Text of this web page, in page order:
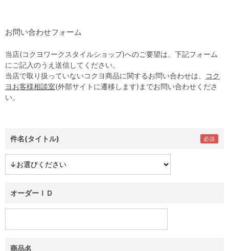
お問い合わせフォーム
当店(コクヨワークスタイルショップ)へのご要望は、下記フォーム
にご記入のうえ送信してください。
当店で取り扱っていないコクヨ商品に関するお問い合わせは、
コク
ヨお客様相談室(外部サイトに遷移します)までお問い合わせくださ
い。
件名(タイトル)
オーダーＩＤ
商品名